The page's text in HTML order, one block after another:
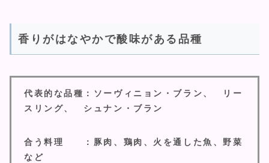
香りがはなやかで酸味がある品種
代表的な品種：ソーヴィニョン・ブラン、 リー
スリング、 シュナン・ブラン
合う料理 ：豚肉、鶏肉、火を通した魚、野菜
など